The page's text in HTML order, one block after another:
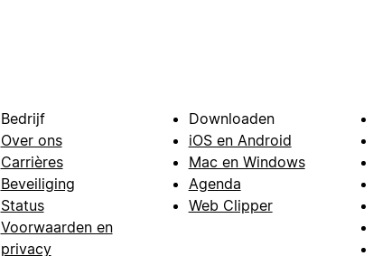
Bedrijf
Over ons
Carrières
Beveiliging
Status
Voorwaarden en
privacy
Downloaden
iOS en Android
Mac en Windows
Agenda
Web Clipper